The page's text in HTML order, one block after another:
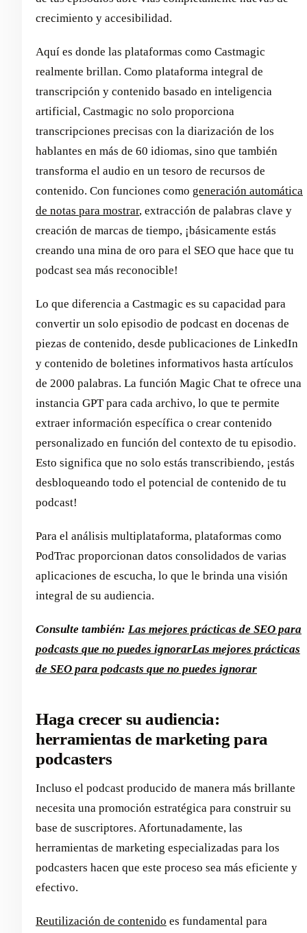
crecimiento y accesibilidad.
Aquí es donde las plataformas como Castmagic
realmente brillan. Como plataforma integral de
transcripción y contenido basado en inteligencia
artificial, Castmagic no solo proporciona
transcripciones precisas con la diarización de los
hablantes en más de 60 idiomas, sino que también
transforma el audio en un tesoro de recursos de
contenido. Con funciones como generación automática
de notas para mostrar, extracción de palabras clave y
creación de marcas de tiempo, ¡básicamente estás
creando una mina de oro para el SEO que hace que tu
podcast sea más reconocible!
Lo que diferencia a Castmagic es su capacidad para
convertir un solo episodio de podcast en docenas de
piezas de contenido, desde publicaciones de LinkedIn
y contenido de boletines informativos hasta artículos
de 2000 palabras. La función Magic Chat te ofrece una
instancia GPT para cada archivo, lo que te permite
extraer información específica o crear contenido
personalizado en función del contexto de tu episodio.
Esto significa que no solo estás transcribiendo, ¡estás
desbloqueando todo el potencial de contenido de tu
podcast!
Para el análisis multiplataforma, plataformas como
PodTrac proporcionan datos consolidados de varias
aplicaciones de escucha, lo que le brinda una visión
integral de su audiencia.
Consulte también: Las mejores prácticas de SEO para
podcasts que no puedes ignorarLas mejores prácticas
de SEO para podcasts que no puedes ignorar
Haga crecer su audiencia:
herramientas de marketing para
podcasters
Incluso el podcast producido de manera más brillante
necesita una promoción estratégica para construir su
base de suscriptores. Afortunadamente, las
herramientas de marketing especializadas para los
podcasters hacen que este proceso sea más eficiente y
efectivo.
Reutilización de contenido es fundamental para